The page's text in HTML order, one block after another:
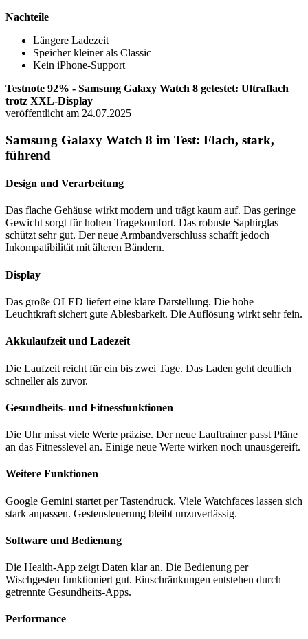
Nachteile
Längere Ladezeit
Speicher kleiner als Classic
Kein iPhone-Support
Testnote 92% - Samsung Galaxy Watch 8 getestet: Ultraflach
trotz XXL-Display
veröffentlicht am 24.07.2025
Samsung Galaxy Watch 8 im Test: Flach, stark,
führend
Design und Verarbeitung
Das flache Gehäuse wirkt modern und trägt kaum auf. Das geringe
Gewicht sorgt für hohen Tragekomfort. Das robuste Saphirglas
schützt sehr gut. Der neue Armbandverschluss schafft jedoch
Inkompatibilität mit älteren Bändern.
Display
Das große OLED liefert eine klare Darstellung. Die hohe
Leuchtkraft sichert gute Ablesbarkeit. Die Auflösung wirkt sehr fein.
Akkulaufzeit und Ladezeit
Die Laufzeit reicht für ein bis zwei Tage. Das Laden geht deutlich
schneller als zuvor.
Gesundheits- und Fitnessfunktionen
Die Uhr misst viele Werte präzise. Der neue Lauftrainer passt Pläne
an das Fitnesslevel an. Einige neue Werte wirken noch unausgereift.
Weitere Funktionen
Google Gemini startet per Tastendruck. Viele Watchfaces lassen sich
stark anpassen. Gestensteuerung bleibt unzuverlässig.
Software und Bedienung
Die Health-App zeigt Daten klar an. Die Bedienung per
Wischgesten funktioniert gut. Einschränkungen entstehen durch
getrennte Gesundheits-Apps.
Performance